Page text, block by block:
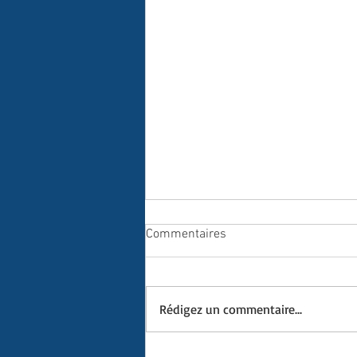
Commentaires
Rédigez un commentaire...